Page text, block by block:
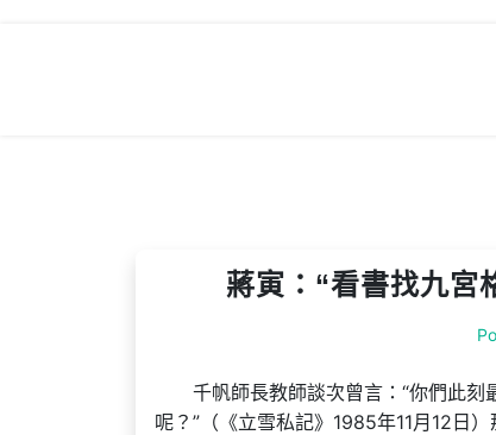
蔣寅：“看書找九宮
千帆師長教師談次曾言：“你們此
呢？”（《立雪私記》1985年11月12日